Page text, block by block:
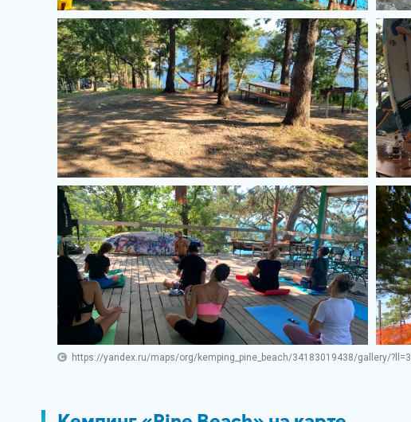
https://yandex.ru/maps/org/kemping_pine_beach/34183019438/gallery/